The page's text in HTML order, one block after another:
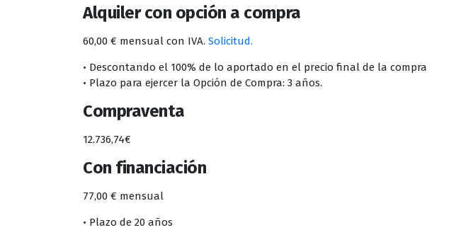
Alquiler con opción a compra
60,00 € mensual con IVA. Solicitud.
• Descontando el 100% de lo aportado en el precio final de la compra
• Plazo para ejercer la Opción de Compra: 3 años.
Compraventa
12.736,74€
Con financiación
77,00 € mensual
• Plazo de 20 años